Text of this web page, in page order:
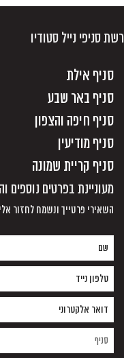
רשת סניפי נייל סטודיו
סניף אילת
סניף באר שבע
סניף חיפה והצפון
סניף מודיעין
סניף קריית שמונה
מעוניינת בפרטים נוספים
השאירי פרטייך ונשמח לחזור